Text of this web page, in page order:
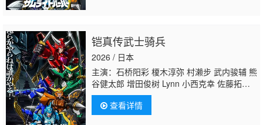
铠真传武士骑兵
2026 / 日本
主演：石桥阳彩 榎木淳弥 村濑步 武内骏辅 熊
谷健太郎 增田俊树 Lynn 小西克幸 佐藤拓
也 鸟海浩辅 寺岛拓笃 杉田智和 天崎滉平 铃
村健一 泽城千春 竹内良太 远藤大智 熊谷俊
辉木下纱华
查看详情